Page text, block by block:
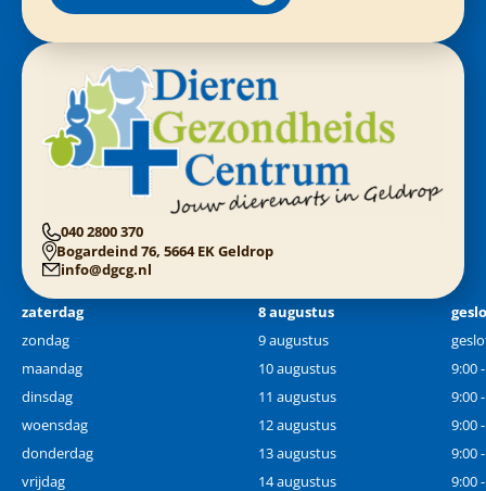
040 2800 370
Bogardeind 76, 5664 EK Geldrop
info@dgcg.nl
zaterdag 8 augustus
zondag
9 augustus
maandag
10 augustus
9:00
dinsdag
11 augustus
9:00
woensdag
12 augustus
9:00
donderdag
13 augustus
9:00
vrijdag
14 augustus
9:00